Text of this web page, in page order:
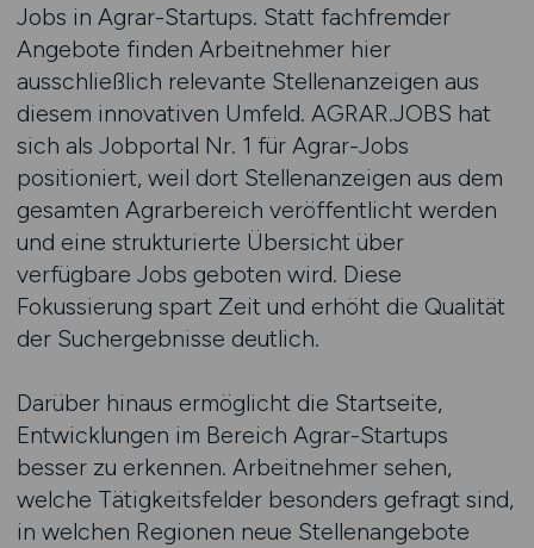
Jobs in Agrar-Startups. Statt fachfremder
Angebote finden Arbeitnehmer hier
ausschließlich relevante Stellenanzeigen aus
diesem innovativen Umfeld. AGRAR.JOBS hat
sich als Jobportal Nr. 1 für Agrar-Jobs
positioniert, weil dort Stellenanzeigen aus dem
gesamten Agrarbereich veröffentlicht werden
und eine strukturierte Übersicht über
verfügbare Jobs geboten wird. Diese
Fokussierung spart Zeit und erhöht die Qualität
der Suchergebnisse deutlich.
Darüber hinaus ermöglicht die Startseite,
Entwicklungen im Bereich Agrar-Startups
besser zu erkennen. Arbeitnehmer sehen,
welche Tätigkeitsfelder besonders gefragt sind,
in welchen Regionen neue Stellenangebote